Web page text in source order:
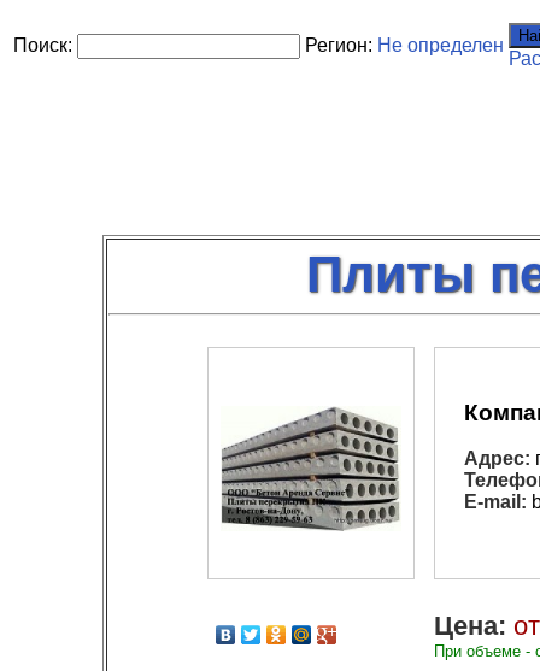
Поиск: Регион: Не определен
Плиты
Адрес:
E-mail:
Цена:
При объеме -